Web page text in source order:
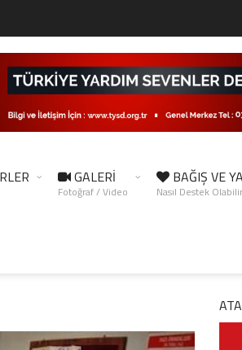
GALERİ
Fotoğraf / Video
BAĞIŞ VE
Nasıl Destek